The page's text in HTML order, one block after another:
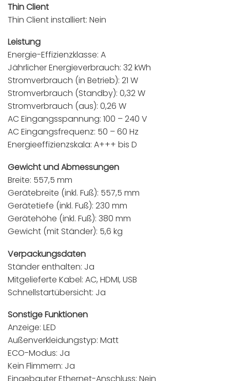
Thin Client
Thin Client installiert: Nein
Leistung
Energie-Effizienzklasse: A
Jährlicher Energieverbrauch: 32 kWh
Stromverbrauch (in Betrieb): 21 W
Stromverbrauch (Standby): 0,32 W
Stromverbrauch (aus): 0,26 W
AC Eingangsspannung: 100 – 240 V
AC Eingangsfrequenz: 50 – 60 Hz
Energieeffizienzskala: A+++ bis D
Gewicht und Abmessungen
Breite: 557,5 mm
Gerätebreite (inkl. Fuß): 557,5 mm
Gerätetiefe (inkl. Fuß): 230 mm
Gerätehöhe (inkl. Fuß): 380 mm
Gewicht (mit Ständer): 5,6 kg
Verpackungsdaten
Ständer enthalten: Ja
Mitgelieferte Kabel: AC, HDMI, USB
Schnellstartübersicht: Ja
Sonstige Funktionen
Anzeige: LED
Außenverkleidungstyp: Matt
ECO-Modus: Ja
Kein Flimmern: Ja